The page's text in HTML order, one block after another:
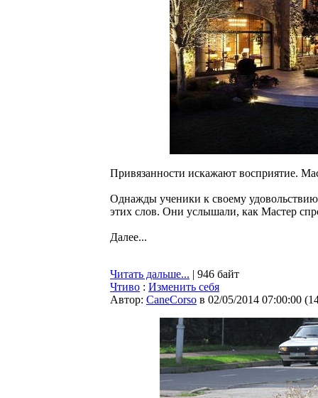
Привязанности искажают восприятие.
Однажды ученики к своему
этих слов. Они услышали, как Мастер
Далее...
Читать дальше... | 946 байт
Чтиво : Изменить себя
Автор: CaneCorso в 02/05/2014 07:00:00 (